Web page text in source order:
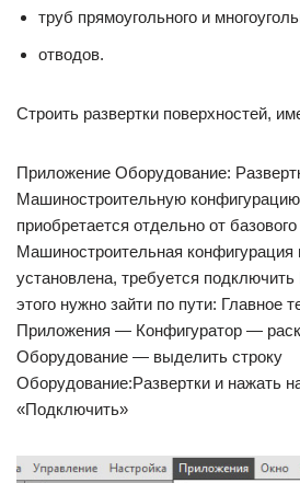
труб прямоугольного и
отводов.
Строить развертки поверхностей,
Приложение Оборудование:
Машиностроительную
приобретается отдельно от
Машиностроительная
установлена, требуется
этого нужно зайти по пути: Главное
Приложения — Конфигуратор —
Оборудование — выделить строку
Оборудование:Развертки и нажать
«Подключить»